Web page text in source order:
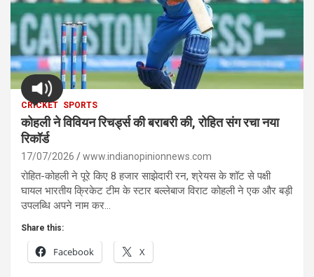
CRICKET SPORTS
कोहली ने विवियन रिचर्ड्स की बराबरी की, रोहित संग रचा नया
रिकॉर्ड
17/07/2026 www.indianopinionnews.com
रोहित-कोहली ने पूरे किए 8 हजार साझेदारी रन, श्रेयस के शॉट से पक्षी
घायल भारतीय क्रिकेट टीम के स्टार बल्लेबाज विराट कोहली ने एक और बड़ी
उपलब्धि अपने नाम कर…
Share this:
Facebook X